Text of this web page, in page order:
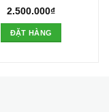
2.500.000₫
ĐẶT HÀNG